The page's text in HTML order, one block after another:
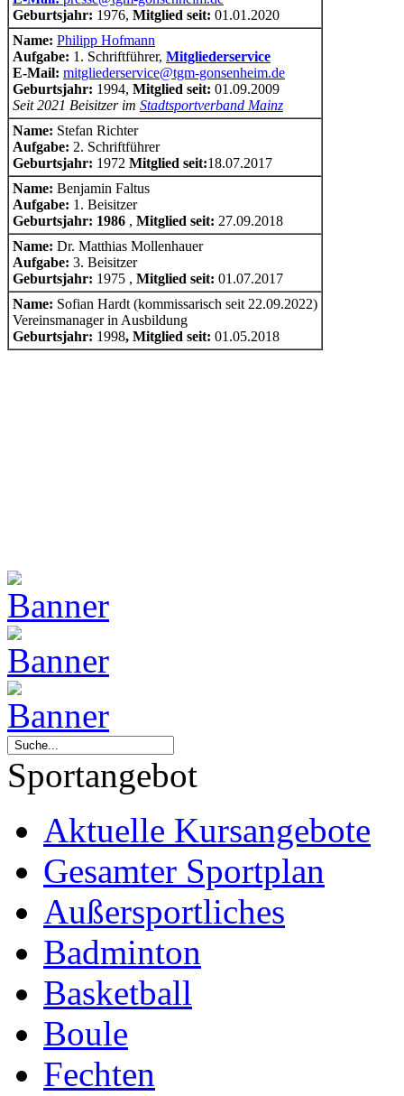
Geburtsjahr: 1976, Mitglied seit: 01.01.2020
Name: Philipp Hofmann
Aufgabe: 1. Schriftführer, Mitgliederservice
E-Mail: mitgliederservice@tgm-gonsenheim.de
Geburtsjahr: 1994, Mitglied seit: 01.09.2009
Seit 2021 Beisitzer im Stadtsportverband Mainz
Name: Stefan Richter
Aufgabe: 2. Schriftführer
Geburtsjahr: 1972 Mitglied seit:18.07.2017
Name: Benjamin Faltus
Aufgabe: 1. Beisitzer
Geburtsjahr: 1986 , Mitglied seit: 27.09.2018
Name: Dr. Matthias Mollenhauer
Aufgabe: 3. Beisitzer
Geburtsjahr: 1975 , Mitglied seit: 01.07.2017
Name: Sofian Hardt (kommissarisch seit 22.09.2022)
Vereinsmanager in Ausbildung
Geburtsjahr: 1998, Mitglied seit: 01.05.2018
Sportangebot
Aktuelle Kursangebote
Gesamter Sportplan
Außersportliches
Badminton
Basketball
Boule
Fechten